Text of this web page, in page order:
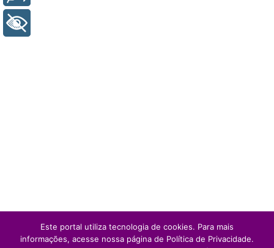
Este portal utiliza tecnologia de cookies. Para mais
informações, acesse nossa página de Política de Privacidade.